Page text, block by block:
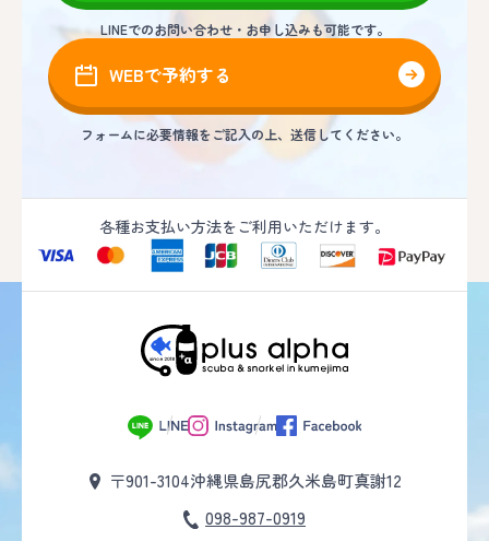
LINEでのお問い合わせ・お申し込みも可能です。
WEBで予約する
フォームに必要情報をご記入の上、送信してください。
各種お支払い方法をご利用いただけます。
〒901-3104沖縄県島尻郡久米島町真謝12
098-987-0919